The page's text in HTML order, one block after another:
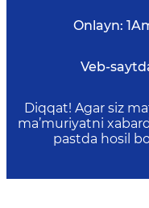
Onlayn: 1
Veb-
Diqqat! Agar siz
ma’muriyatni
pastda hosil